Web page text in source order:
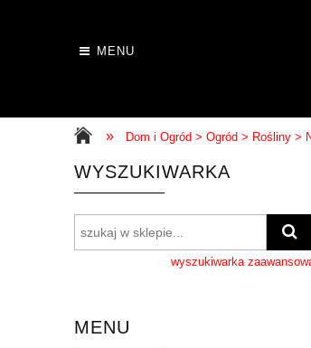
MENU
» Dom i Ogród > Ogród > Rośliny >
WYSZUKIWARKA
wyszukiwarka
MENU